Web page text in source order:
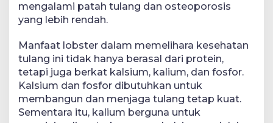
mengalami patah tulang dan osteoporosis
yang lebih rendah.
Manfaat lobster dalam memelihara kesehatan
tulang ini tidak hanya berasal dari protein,
tetapi juga berkat kalsium, kalium, dan fosfor.
Kalsium dan fosfor dibutuhkan untuk
membangun dan menjaga tulang tetap kuat.
Sementara itu, kalium berguna untuk